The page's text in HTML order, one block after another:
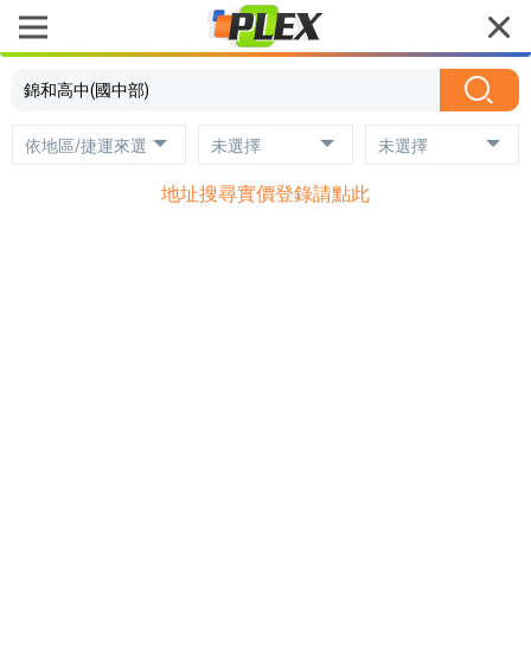
地址搜尋實價登錄請點此
依地區/捷運來選 未選擇 未選擇